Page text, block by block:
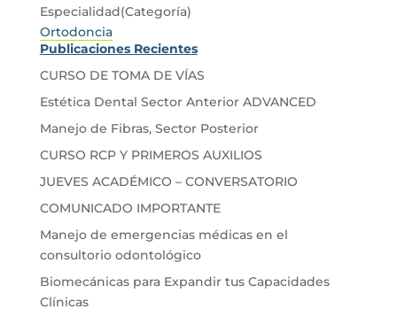
Especialidad(Categoría)
Ortodoncia
Publicaciones Recientes
CURSO DE TOMA DE VÍAS
Estética Dental Sector Anterior ADVANCED
Manejo de Fibras, Sector Posterior
CURSO RCP Y PRIMEROS AUXILIOS
JUEVES ACADÉMICO – CONVERSATORIO
COMUNICADO IMPORTANTE
Manejo de emergencias médicas en el
consultorio odontológico
Biomecánicas para Expandir tus Capacidades
Clínicas